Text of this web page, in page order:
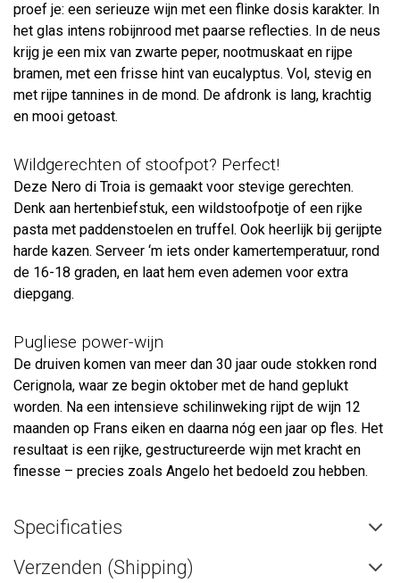
proef je: een serieuze wijn met een flinke dosis karakter. In
het glas intens robijnrood met paarse reflecties. In de neus
krijg je een mix van zwarte peper, nootmuskaat en rijpe
bramen, met een frisse hint van eucalyptus. Vol, stevig en
met rijpe tannines in de mond. De afdronk is lang, krachtig
en mooi getoast.
Wildgerechten of stoofpot? Perfect!
Deze Nero di Troia is gemaakt voor stevige gerechten.
Denk aan hertenbiefstuk, een wildstoofpotje of een rijke
pasta met paddenstoelen en truffel. Ook heerlijk bij gerijpte
harde kazen. Serveer ‘m iets onder kamertemperatuur, rond
de 16-18 graden, en laat hem even ademen voor extra
diepgang.
Pugliese power-wijn
De druiven komen van meer dan 30 jaar oude stokken rond
Cerignola, waar ze begin oktober met de hand geplukt
worden. Na een intensieve schilinweking rijpt de wijn 12
maanden op Frans eiken en daarna nóg een jaar op fles. Het
resultaat is een rijke, gestructureerde wijn met kracht en
finesse – precies zoals Angelo het bedoeld zou hebben.
Specificaties
Verzenden (Shipping)